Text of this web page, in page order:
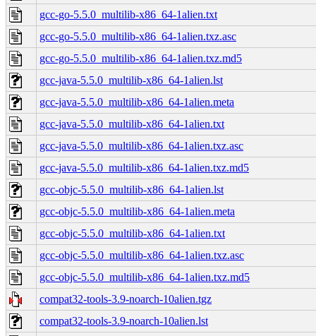
gcc-go-5.5.0_multilib-x86_64-1alien.txt
gcc-go-5.5.0_multilib-x86_64-1alien.txz.asc
gcc-go-5.5.0_multilib-x86_64-1alien.txz.md5
gcc-java-5.5.0_multilib-x86_64-1alien.lst
gcc-java-5.5.0_multilib-x86_64-1alien.meta
gcc-java-5.5.0_multilib-x86_64-1alien.txt
gcc-java-5.5.0_multilib-x86_64-1alien.txz.asc
gcc-java-5.5.0_multilib-x86_64-1alien.txz.md5
gcc-objc-5.5.0_multilib-x86_64-1alien.lst
gcc-objc-5.5.0_multilib-x86_64-1alien.meta
gcc-objc-5.5.0_multilib-x86_64-1alien.txt
gcc-objc-5.5.0_multilib-x86_64-1alien.txz.asc
gcc-objc-5.5.0_multilib-x86_64-1alien.txz.md5
compat32-tools-3.9-noarch-10alien.tgz
compat32-tools-3.9-noarch-10alien.lst